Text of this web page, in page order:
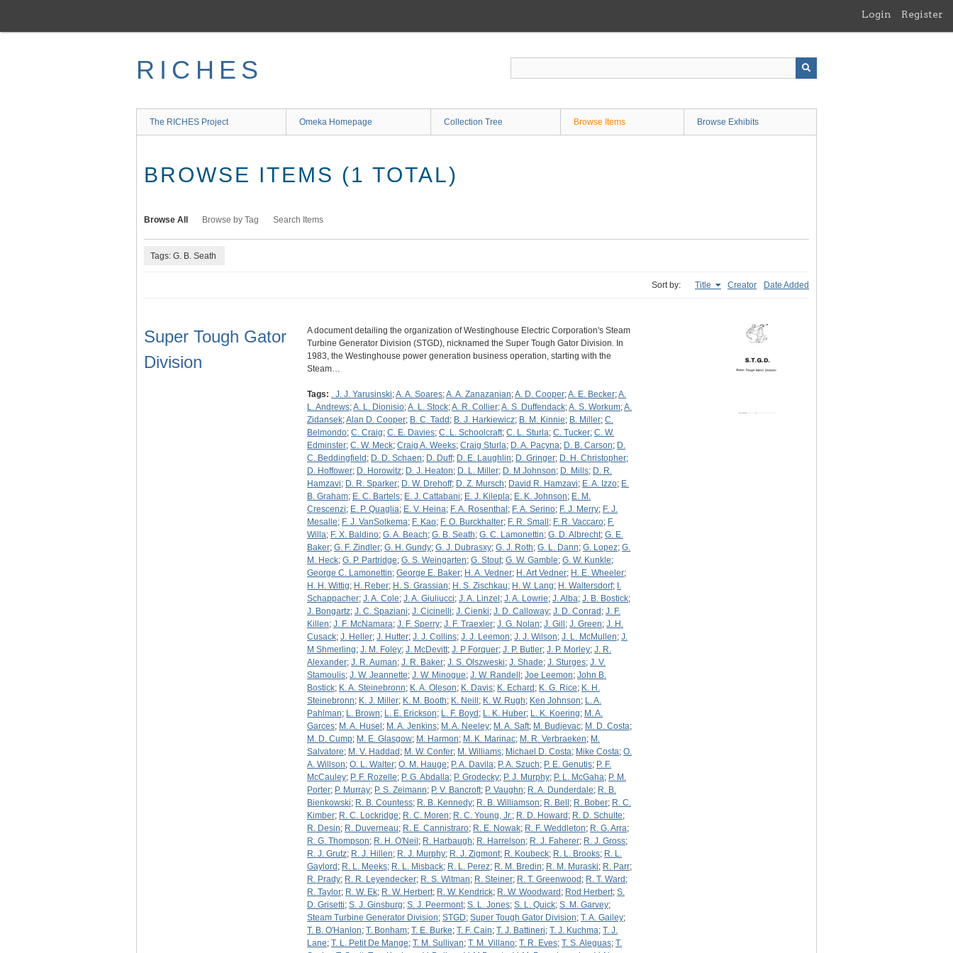
main
Login Register
RICHES
The RICHES Project Omeka Homepage Collection Tree Browse Items Browse Exhibits
BROWSE ITEMS (1 TOTAL)
Browse All Browse by Tag Search Items
Tags: G. B. Seath
Sort by: Title Creator Date Added
Super Tough Gator
Division
A document detailing the organization of Westinghouse Electric Corporation's Steam
Turbine Generator Division (STGD), nicknamed the Super Tough Gator Division. In
1983, the Westinghouse power generation business operation, starting with the
Steam…
Tags: . J. J. Yarusinski;A. A. Soares;A. A. Zanazanian;A. D. Cooper;A. E. Becker;A.
L. Andrews;A. L. Dionisio;A. L. Stock;A. R. Collier;A. S. Duffendack;A. S. Workum;A.
Zidansek;Alan D. Cooper; B. C. Tadd ; B. J. Harkiewicz; B. M. Kinnie; B. Miller; C.
Belmondo; C. Craig; C. E. Davies; C. L. Schoolcraft; C. L. Sturla; C. Tucker; C. W.
Edminster; C. W. Meck; Craig A. Weeks; Craig Sturla; D. A. Pacyna; D. B. Carson; D.
C. Beddingfield ; D. D. Schaen; D. Duff; D. E. Laughlin; D. Gringer; D. H. Christopher;
D. Hoffower; D. Horowitz; D. J. Heaton; D. L. Miller; D. M Johnson; D. Mills; D. R.
Hamzavi; D. R. Sparker; D. W. Drehoff; D. Z. Mursch; David R. Hamzavi; E. A. Izzo; E.
B. Graham; E. C. Bartels; E. J. Cattabani; E. J. Kilepla; E. K. Johnson; E. M.
Crescenzi; E. P. Quaglia; E. V. Heina; F. A. Rosenthal ; F. A. Serino; F. J. Merry; F. J.
Mesalle; F. J. VanSolkema; F. Kao; F. O. Burckhalter; F. R. Small ; F. R. Vaccaro; F.
Willa; F. X. Baldino; G. A. Beach; G. B. Seath; G. C. Lamonettin; G. D. Albrecht; G. E.
Baker; G. F. Zindler; G. H. Gundy; G. J. Dubrasxy; G. J. Roth; G. L. Dann; G. Lopez; G.
M. Heck; G. P. Partridge; G. S. Weingarten; G. Stout; G. W. Gamble; G. W. Kunkle;
George C. Lamonettin; George E. Baker; H. A. Vedner; H. Art Vedner; H. E. Wheeler;
H. H. Wittig; H. Reber; H. S. Grassian; H. S. Zischkau; H. W. Lang; H. Waltersdorf; I.
Schappacher; J. A. Cole; J. A. Giuliucci; J. A. Linzel ; J. A. Lowrie; J. Alba; J. B. Bostick;
J. Bongartz; J. C. Spaziani; J. Cicinelli; J. Cienki; J. D. Calloway; J. D. Conrad ; J. F.
Killen; J. F. McNamara; J. F. Sperry; J. F. Traexler; J. G. Nolan; J. Gill ; J. Green; J. H.
Cusack; J. Heller; J. Hutter; J. J. Collins; J. J. Leemon; J. J. Wilson; J. L. McMullen; J.
M Shmerling; J. M. Foley; J. McDevitt; J. P Forquer; J. P. Butler; J. P. Morley; J. R.
Alexander; J. R. Auman; J. R. Baker; J. S. Olszweski; J. Shade; J. Sturges; J. V.
Stamoulis; J. W. Jeannette; J. W. Minogue; J. W. Randell ; Joe Leemon; John B.
Bostick; K. A. Steinebronn; K. A. Oleson; K. Davis; K. Echard ; K. G. Rice; K. H.
Steinebronn; K. J. Miller; K. M. Booth; K. Neill ; K. W. Rugh; Ken Johnson; L. A.
Pahlman; L. Brown; L. E. Erickson; L. F. Boyd ; L. K. Huber; L. K. Koering; M. A.
Garces; M. A. Husel ; M. A. Jenkins; M. A. Neeley; M. A. Saft; M. Budjevac; M. D. Costa;
M. D. Cump; M. E. Glasgow; M. Harmon; M. K. Marinac; M. R. Verbraeken; M.
Salvatore; M. V. Haddad ; M. W. Confer; M. Williams; Michael D. Costa; Mike Costa; O.
A. Willson; O. L. Walter; O. M. Hauge; P. A. Davila; P. A. Szuch; P. E. Genutis; P. F.
McCauley; P. F. Rozelle; P. G. Abdalla; P. Grodecky; P. J. Murphy; P. L. McGaha; P. M.
Porter; P. Murray; P. S. Zeimann; P. V. Bancroft; P. Vaughn; R. A. Dunderdale; R. B.
Bienkowski; R. B. Countess; R. B. Kennedy; R. B. Williamson; R. Bell ; R. Bober; R. C.
Kimber; R. C. Lockridge; R. C. Moren; R. C. Young, Jr.; R. D. Howard ; R. D. Schulte;
R. Desin; R. Duverneau; R. E. Cannistraro; R. E. Nowak; R. F. Weddleton; R. G. Arra;
R. G. Thompson; R. H. O'Neil ; R. Harbaugh; R. Harrelson; R. J. Faherer; R. J. Gross;
R. J. Grutz; R. J. Hillen; R. J. Murphy; R. J. Zigmont; R. Koubeck; R. L. Brooks; R. L.
Gaylord ; R. L. Meeks; R. L. Misback; R. L. Perez; R. M. Bredin; R. M. Muraski; R. Parr;
R. Prady; R. R. Leyendecker; R. S. Witman; R. Steiner; R. T. Greenwood ; R. T. Ward ;
R. Taylor; R. W. Ek; R. W. Herbert; R. W. Kendrick; R. W. Woodward ; Rod Herbert; S.
D. Grisetti; S. J. Ginsburg; S. J. Peermont; S. L. Jones; S. L. Quick; S. M. Garvey;
Steam Turbine Generator Division; STGD; Super Tough Gator Division; T. A. Gailey;
T. B. O'Hanlon; T. Bonham; T. E. Burke; T. F. Cain; T. J. Battineri; T. J. Kuchma; T. J.
Lane; T. L. Petit De Mange; T. M. Sullivan; T. M. Villano; T. R. Eves; T. S. Aleguas; T.